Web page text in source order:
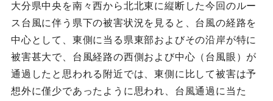
大分県中央を南々西から北北東に縦断した今回のルー
ス台風に伴う県下の被害状況を見ると、台風の経路を
中心として、東側に当る県東部およびその沿岸が特に
被害甚大で、台風経路の西側および中心（台風眼）が
通過したと思われる附近では、東側に比して被害は予
想外に僅少であったように思われ、台風通過に当た